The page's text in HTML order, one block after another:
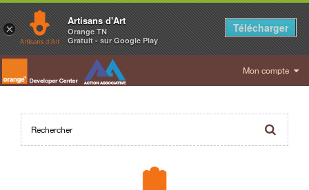
Mon compte
×
Artisans d'Art
Orange TN
Gratuit - sur Google Play
Télécharger